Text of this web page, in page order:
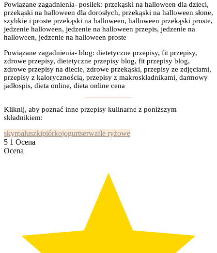
Powiązane zagadnienia- posiłek: przekąski na halloween dla dzieci,
przekąski na halloween dla dorosłych, przekąski na halloween słone,
szybkie i proste przekąski na halloween, halloween przekąski proste,
jedzenie halloween, jedzenie na halloween przepis, jedzenie na
halloween, jedzenie na halloween proste
Powiązane zagadnienia- blog: dietetyczne przepisy, fit przepisy,
zdrowe przepisy, dietetyczne przepisy blog, fit przepisy blog,
zdrowe przepisy na diecie, zdrowe przekąski, przepisy ze zdjęciami,
przepisy z kalorycznością, przepisy z makroskładnikami, darmowy
jadłospis, dieta online, dieta online cena
Kliknij, aby poznać inne przepisy kulinarne z poniższym
składnikiem:
skyrpaluszkipiórkojogurtserwafle ryżowe
5 1 Ocena
Ocena